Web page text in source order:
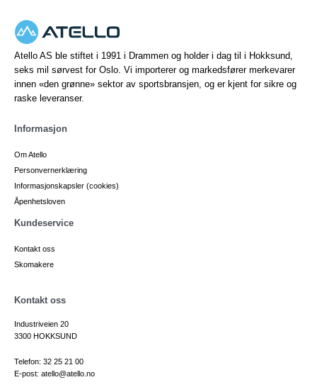
Atello AS ble stiftet i 1991 i Drammen og holder i dag til i Hokksund,
seks mil sørvest for Oslo. Vi importerer og markedsfører merkevarer
innen «den grønne» sektor av sportsbransjen, og er kjent for sikre og
raske leveranser.
Informasjon
Om Atello
Personvernerklæring
Informasjonskapsler (cookies)
Åpenhetsloven
Kundeservice
Kontakt oss
Skomakere
Kontakt oss
Industriveien 20
3300 HOKKSUND
Telefon: 32 25 21 00
E-post: atello@atello.no